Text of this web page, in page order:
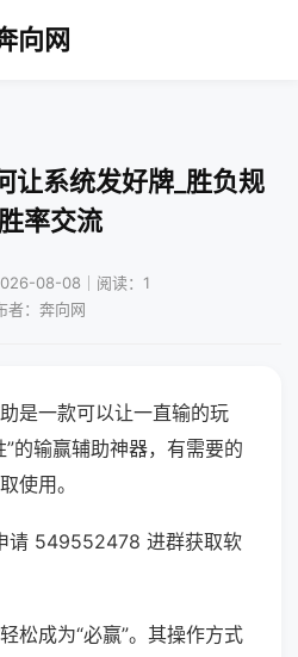
向网
让系统发好牌_胜负规
率交流
08-08｜阅读：1
者：奔向网
是一款可以让一直输的玩
的输赢辅助神器，有需要的
使用。
请 549552478 进群获取软
松成为“必赢”。其操作方式